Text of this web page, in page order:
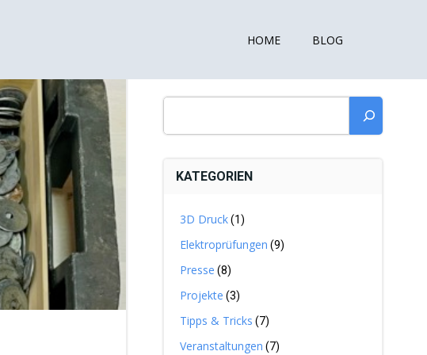
HOME BLOG
KATEGORIEN
3D Druck(1)
Elektroprüfungen (9)
Presse (8)
Projekte (3)
Tipps & Tricks (7)
Veranstaltungen (7)